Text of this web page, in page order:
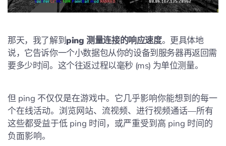
那天，我了解到ping 测量连接的响应速度。更具体地
说，它告诉你一个小数据包从你的设备到服务器再返回需
要多少时间。这个往返过程以毫秒 (ms) 为单位测量。
但 ping 不仅仅是在游戏中。它几乎影响你能想到的每一
个在线活动。浏览网站、流视频、进行视频通话—所有
这些都受益于低 ping 时间，或严重受到高 ping 时间的
负面影响。